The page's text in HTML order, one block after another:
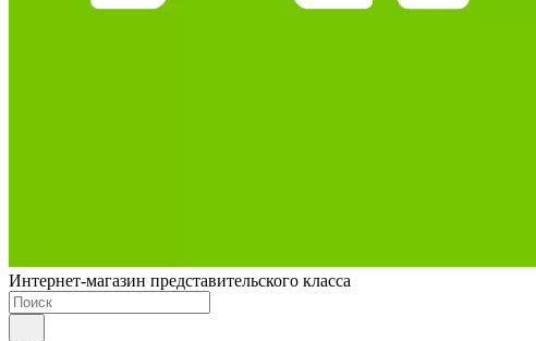
Интернет-магазин представительского класса